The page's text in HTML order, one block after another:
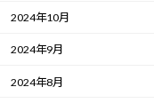
2024年10月
2024年9月
2024年8月